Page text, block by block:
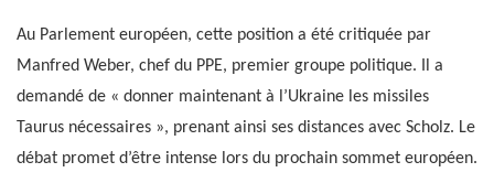
Au Parlement européen, cette position a été critiquée par
Manfred Weber, chef du PPE, premier groupe politique. Il a
demandé de « donner maintenant à l’Ukraine les missiles
Taurus nécessaires », prenant ainsi ses distances avec Scholz. Le
débat promet d’être intense lors du prochain sommet européen.